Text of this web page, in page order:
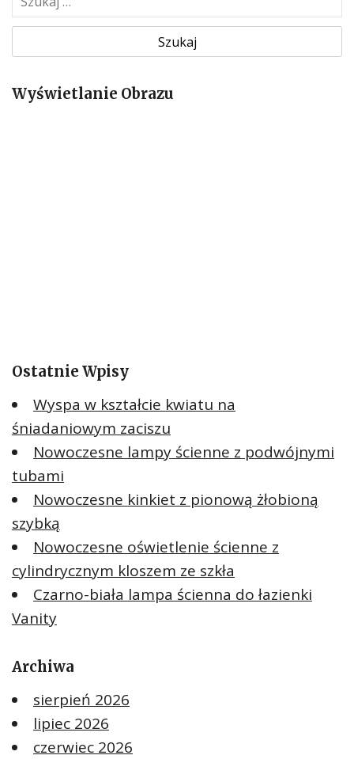
z
k
jWyświetlanie Obrazu
Ostatnie Wpisy
Wyspa w kształcie kwiatu na
śniadaniowym zaciszu
Nowoczesne lampy ścienne z podwójnymi
tubami
Nowoczesne kinkiet z pionową żłobioną
szybką
Nowoczesne oświetlenie ścienne z
cylindrycznym kloszem ze szkła
Czarno-biała lampa ścienna do łazienki
Vanity
Archiwa
sierpień 2026
lipiec 2026
czerwiec 2026